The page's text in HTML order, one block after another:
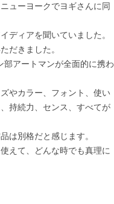
ューヨークでヨギさんに同
ディアを聞いていました。
だきました。
アートマンが全面的に携わ
やカラー、フォント、使い
持続力、センス、すべてが
は別格だと感じます。
えて、どんな時でも真理に